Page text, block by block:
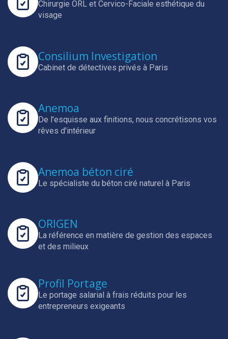
Chirurgie ORL et Cervico-Faciale esthétique du
visage
Consilium Investigation
Cabinet de détectives privés à Paris
Anemoa
De l'esquisse aux finitions, nous concrétisons vos
rêves d'intérieur
Anemoa béton ciré
Le spécialiste du béton ciré naturel à Paris
ORIGEN
La référence en matière de gestion des espaces
et des milieux
Profil Portage
Le portage salarial à frais réduits pour les
entrepreneurs exigeants